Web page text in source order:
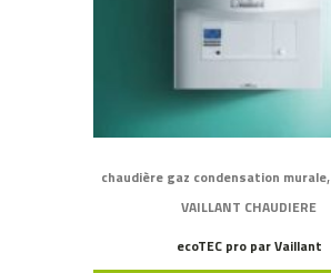
chaudière gaz condensation murale,
VAILLANT CHAUDIERE
ecoTEC pro par Vaillant